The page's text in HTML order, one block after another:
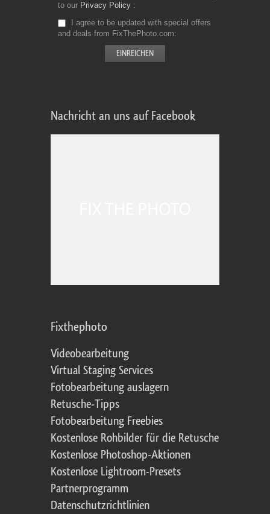
to our Privacy Policy
I agree to be updated with special offers
and deals from FixThePhoto.com
Nachricht an uns auf Facebook
Fixthephoto
Videobearbeitung
Virtual Staging Services
Fotobearbeitung auslagern
Retusche-Tipps
Fotobearbeitung Freebies
Kostenlose Rohbilder für die Retusche
Kostenlose Photoshop-Aktionen
Kostenlose Lightroom-Presets
Partnerprogramm
Datenschutzrichtlinien